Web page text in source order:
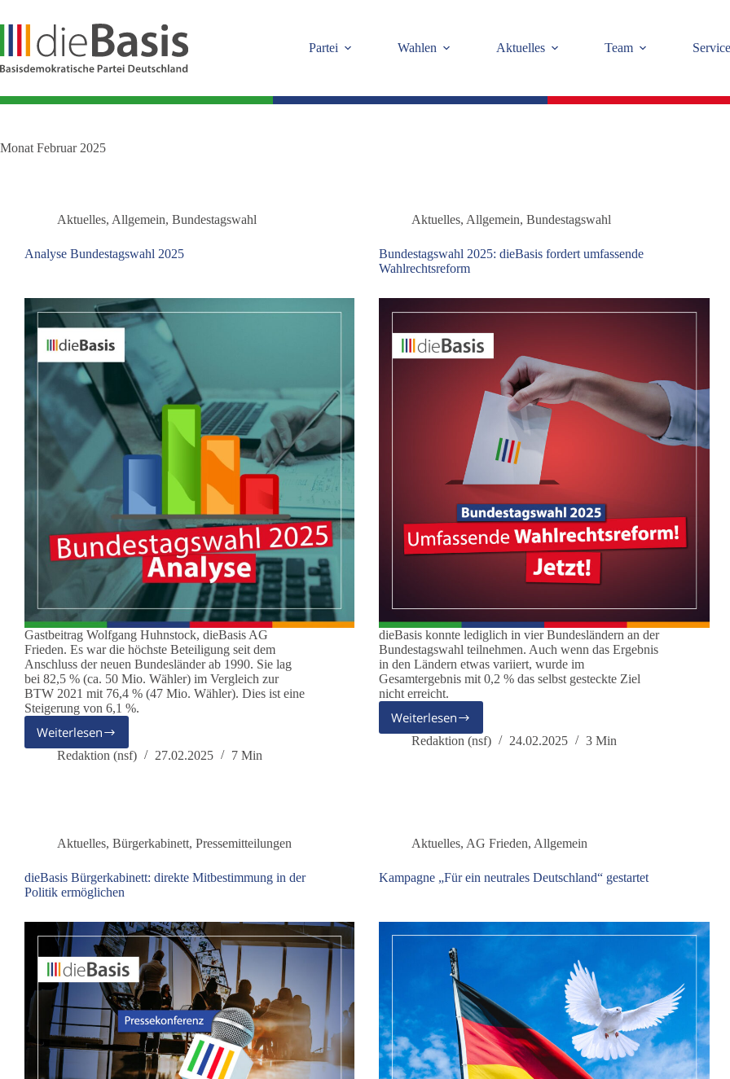
springen
Partei
Wahlen Aktuelles Team Service
Monat Februar 2025
Aktuelles, Allgemein, Bundestagswahl
Analyse Bundestagswahl 2025
Gastbeitrag Wolfgang Huhnstock, dieBasis AG
Frieden. Es war die höchste Beteiligung seit dem
Anschluss der neuen Bundesländer ab 1990. Sie lag
bei 82,5 % (ca. 50 Mio. Wähler) im Vergleich zur
BTW 2021 mit 76,4 % (47 Mio. Wähler). Dies ist eine
Steigerung von 6,1 %.
Weiterlesen
Analyse
Bundestagswahl
Redaktion (nsf) 27.02.2025 7 Min
Aktuelles, Allgemein,Bundestagswahl
Bundestagswahl 2025: dieBasis fordert umfassende
Wahlrechtsreform
dieBasis konnte lediglich in vier Bundesländern an der
Bundestagswahl teilnehmen. Auch wenn das Ergebnis
in den Ländern etwas variiert, wurde im
Gesamtergebnis mit 0,2 % das selbst gesteckte Ziel
nicht erreicht.
WeiterlesenBundestagswahl
2025:
Redaktion (nsf) 24.02.2025 3 Min
Aktuelles, Bürgerkabinett, Pressemitteilungen
dieBasis Bürgerkabinett: direkte Mitbestimmung in der
Politik ermöglichen
Aktuelles, AG Frieden, Allgemein
Kampagne „Für ein neutrales Deutschland“ gestartet